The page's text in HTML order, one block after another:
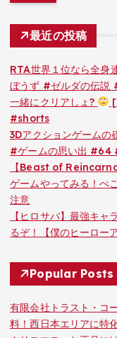
最近の投稿
RTA世界１位なら全身
ぼうず #ゼルダの伝説
一緒にクリアしょ?
#shorts
3Dアクションゲーム
#ゲームの思い出 #64
【Beast of
ゲームやってみる！ぺ
注意
【ヒロサバ】最強キ
るぞ！【僕のヒーロー
Popular Posts
有限会社トラスト・コ
料！西日本エリアに特